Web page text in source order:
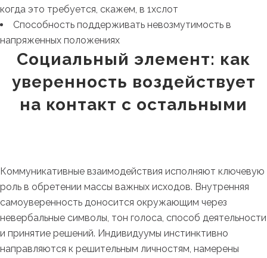
когда это требуется, скажем, в 1хслот
Способность поддерживать невозмутимость в
напряженных положениях
Социальный элемент: как
уверенность воздействует
на контакт с остальными
Коммуникативные взаимодействия исполняют ключевую
роль в обретении массы важных исходов. Внутренняя
самоуверенность доносится окружающим через
невербальные символы, тон голоса, способ деятельности
и принятие решений. Индивидуумы инстинктивно
направляются к решительным личностям, намерены